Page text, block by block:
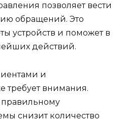
позволяет вести
обращений. Это
устройств и поможет в
действий.
и
требует внимания.
снизит количество